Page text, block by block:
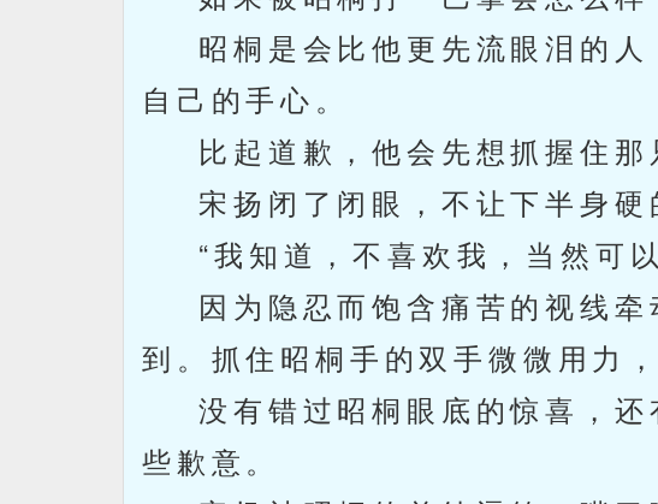
昭桐是会比他更先流眼泪的人
自己的手心。
比起道歉，他会先想抓握住那
宋扬闭了闭眼，不让下半身硬
“我知道，不喜欢我，当然可
因为隐忍而饱含痛苦的视线牵
到。抓住昭桐手的双手微微用力
没有错过昭桐眼底的惊喜，还
些歉意。